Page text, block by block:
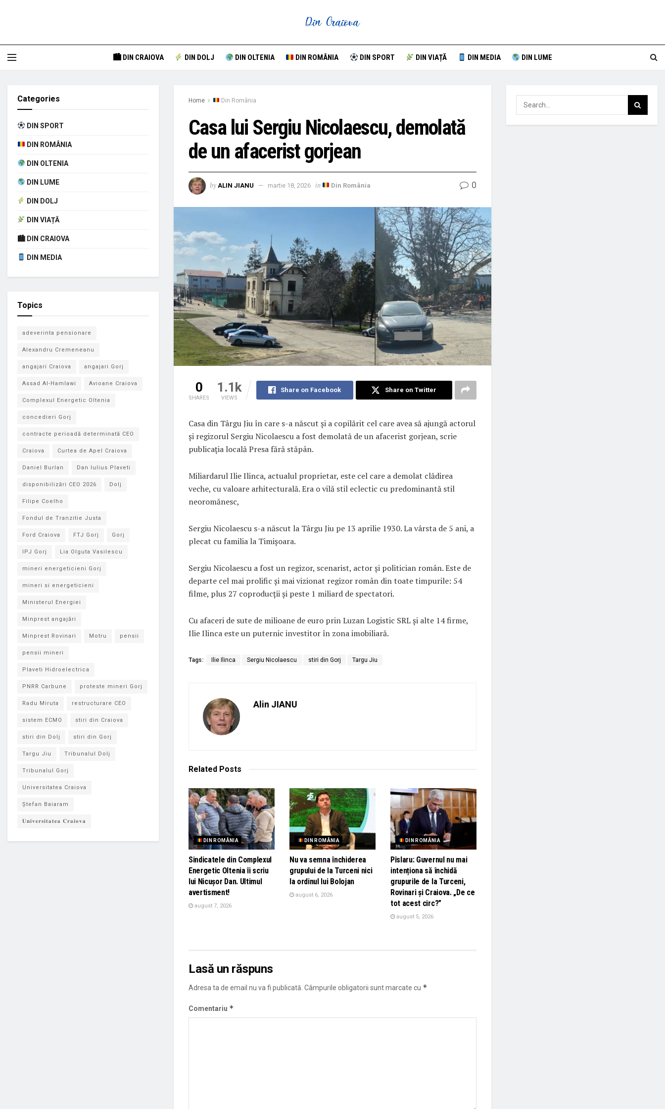
🏙 DIN CRAIOVA DIN DOLJ DIN OLTENIA DIN ROMÂNIA DIN SPORT DIN VIAȚĂ DIN MEDIA DIN LUME
Home Din România
Casa lui Sergiu Nicolaescu, demolată
de un afacerist gorjean
by ALIN JIANU martie 18, 2026 in Din România 0
0
SHARES
1.1k
VIEWS
Share on Facebook Share on Twitter
Casa din Târgu Jiu în care s-a născut și a copilărit cel care avea să ajungă actorul
și regizorul Sergiu Nicolaescu a fost demolată de un afacerist gorjean, scrie
publicația locală Presa fără stăpân.
Miliardarul Ilie Ilinca, actualul proprietar, este cel care a demolat clădirea
veche, cu valoare arhitecturală. Era o vilă stil eclectic cu predominantă stil
neoromănesc,
Sergiu Nicolaescu s-a născut la Târgu Jiu pe 13 aprilie 1930. La vârsta de 5 ani, a
plecat cu familia la Timișoara.
Sergiu Nicolaescu a fost un regizor, scenarist, actor și politician român. Este de
departe cel mai prolific și mai vizionat regizor român din toate timpurile: 54
filme, plus 27 coproducții și peste 1 miliard de spectatori.
Cu afaceri de sute de milioane de euro prin Luzan Logistic SRL și alte 14 firme,
Ilie Ilinca este un puternic investitor în zona imobiliară.
Tags: Ilie Ilinca Sergiu Nicolaescu stiri din Gorj Targu Jiu
Alin JIANU
Related Posts
DIN ROMÂNIA
Sindicatele din Complexul
Energetic Oltenia îi scriu
lui Nicușor Dan. Ultimul
avertisment!
august 7, 2026
DIN ROMÂNIA
Nu va semna închiderea
grupului de la Turceni nici
la ordinul lui Bolojan
august 6, 2026
DIN ROMÂNIA
Pîslaru: Guvernul nu mai
intenționa să închidă
grupurile de la Turceni,
Rovinari și Craiova. „De ce
tot acest circ?”
august 5, 2026
Lasă un răspuns
Adresa ta de email nu va fi publicată. Câmpurile obligatorii sunt marcate cu *
Comentariu *
Categories
DIN SPORT
DIN ROMÂNIA
DIN OLTENIA
DIN LUME
DIN DOLJ
DIN VIAȚĂ
🏙 DIN CRAIOVA
DIN MEDIA
Topics
adeverinta pensionare
Alexandru Cremeneanu
angajari Craiova angajari Gorj
Assad Al-Hamlawi Avioane Craiova
Complexul Energetic Oltenia
concedieri Gorj
contracte perioadă determinată CEO
Craiova Curtea de Apel Craiova
Daniel Burlan Dan Iulius Plaveti
disponibilizări CEO 2026 Dolj
Filipe Coelho
Fondul de Tranzitie Justa
Ford Craiova FTJ Gorj Gorj
IPJ Gorj Lia Olguta Vasilescu
mineri energeticieni Gorj
mineri si energeticieni
Ministerul Energiei
Minprest angajări
Minprest Rovinari Motru pensii
pensii mineri
Plaveti Hidroelectrica
PNRR Carbune proteste mineri Gorj
Radu Miruta restructurare CEO
sistem ECMO stiri din Craiova
stiri din Dolj stiri din Gorj
Targu Jiu Tribunalul Dolj
Tribunalul Gorj
Universitatea Craiova
Ștefan Baiaram
𝐔𝐧𝐢𝐯𝐞𝐫𝐬𝐢𝐭𝐚𝐭𝐞𝐚 𝐂𝐫𝐚𝐢𝐨𝐯𝐚